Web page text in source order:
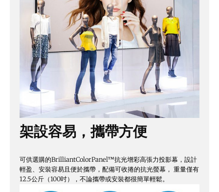
架設容易，攜帶方便
可供選購的BrilliantColorPanel™抗光增彩高張力投影幕，設計
輕盈、安裝容易且便於攜帶，配備可收捲的抗光螢幕， 重量僅有
12.5公斤（100吋），不論攜帶或安裝都很簡單輕鬆。